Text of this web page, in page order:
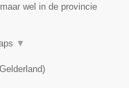
wel in de provincie
▼
Gelderland)